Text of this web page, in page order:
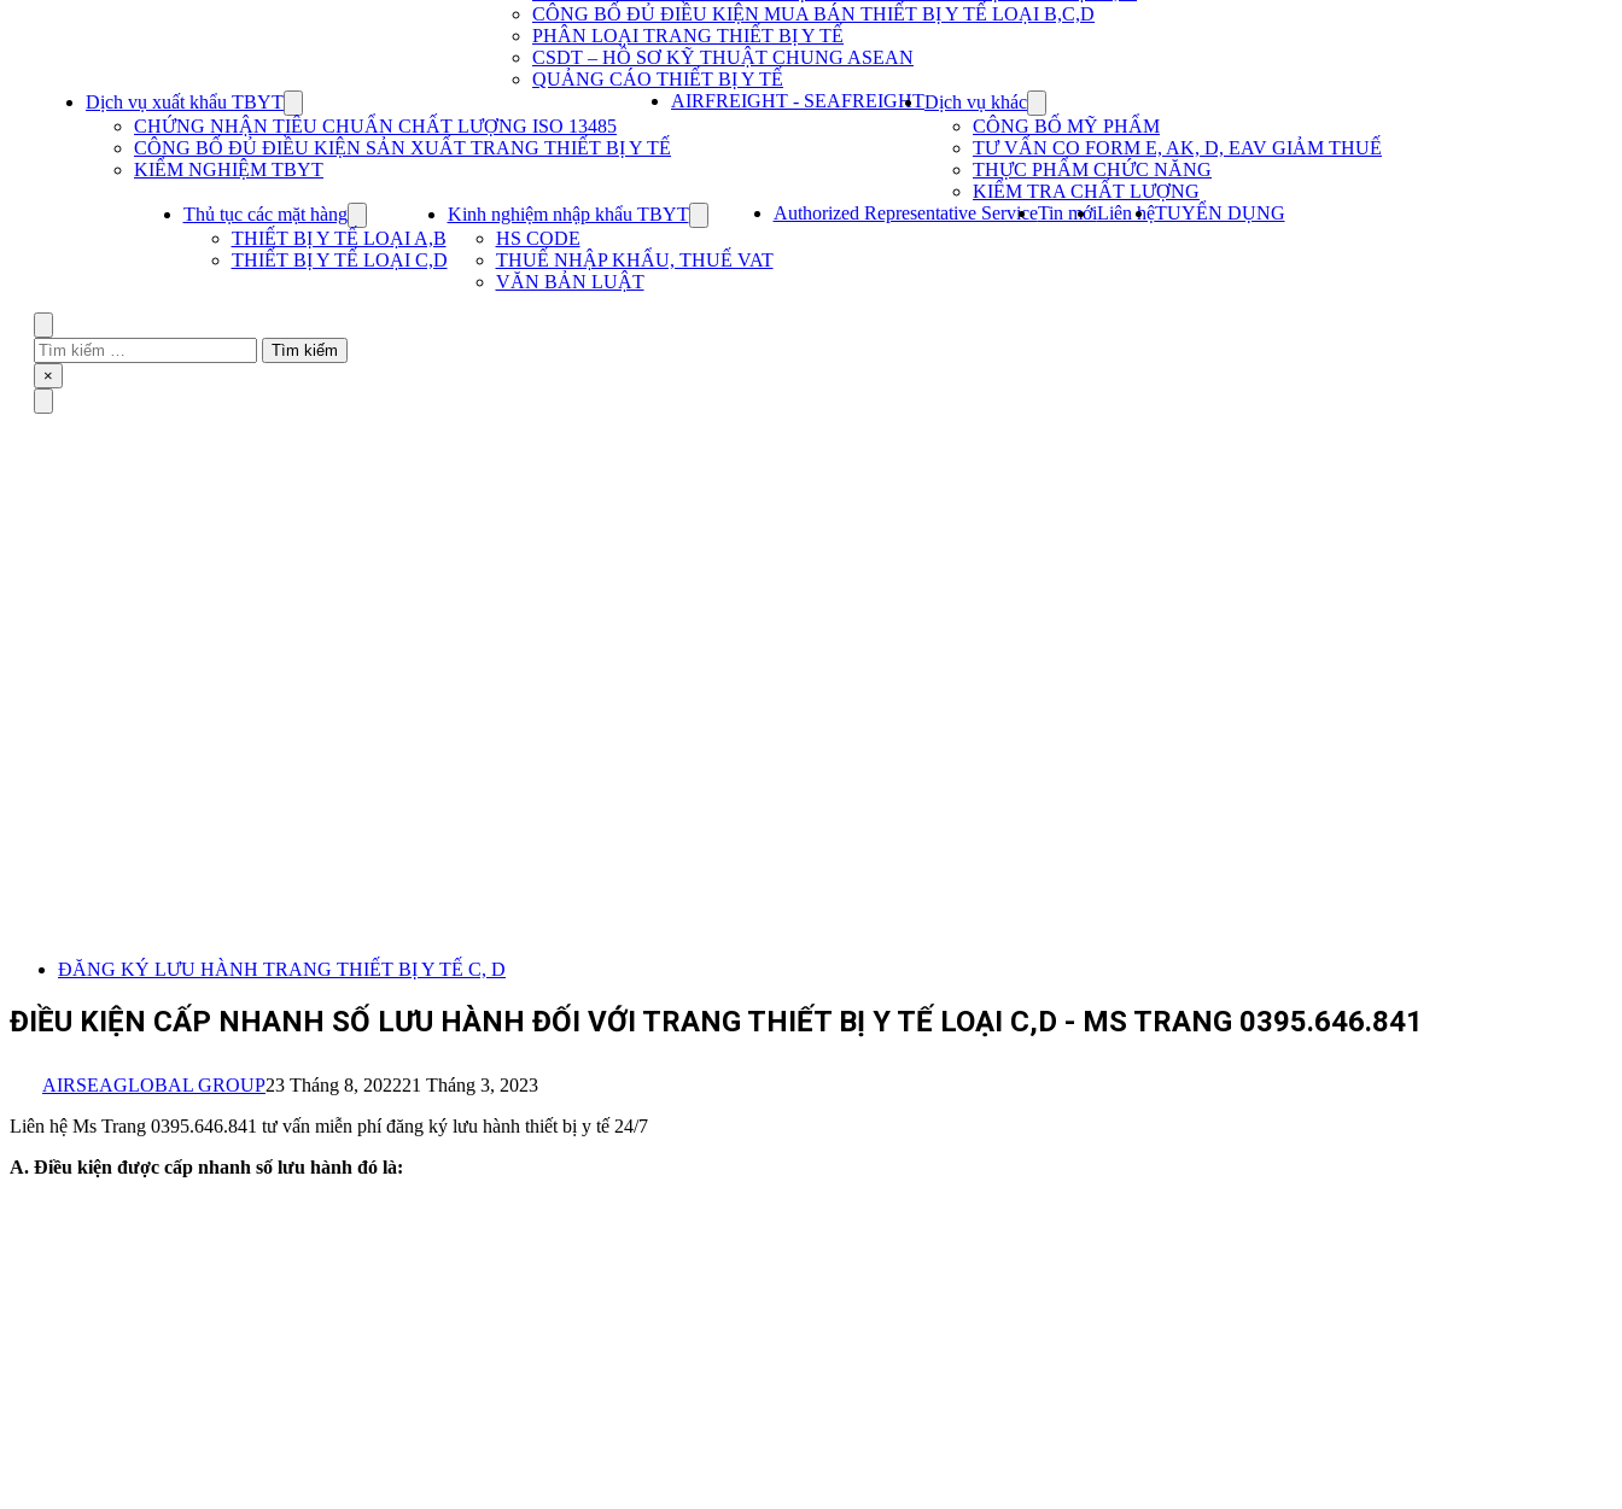
vụ
nhập
khẩu
TBYT
CÔNG BỐ ĐỦ ĐIỀU KIỆN MUA BÁN THIẾT BỊ Y TẾ LOẠI B,C,D
PHÂN LOẠI TRANG THIẾT BỊ Y TẾ
CSDT – HỒ SƠ KỸ THUẬT CHUNG ASEAN
QUẢNG CÁO THIẾT BỊ Y TẾ
Dịch vụ xuất khẩu TBYT
submenu
for
Dịch
vụ
khẩu
TBYT
CHỨNG NHẬN TIÊU CHUẨN CHẤT LƯỢNG ISO 13485
CÔNG BỐ ĐỦ ĐIỀU KIỆN SẢN XUẤT TRANG THIẾT BỊ Y TẾ
KIỂM NGHIỆM TBYT
AIRFREIGHT - SEAFREIGHTDịch vụ khác
submenu
for
Dịch
vụ
khác
CÔNG BỐ MỸ PHẨM
TƯ VẤN CO FORM E, AK, D, EAV GIẢM THUẾ
THỰC PHẨM CHỨC NĂNG
KIỂM TRA CHẤT LƯỢNG
Thủ tục các mặt hàng
submenu
for
Thủ
THIẾT BỊ Y TẾ LOẠI A,B
THIẾT BỊ Y TẾ LOẠI C,D
Kinh nghiệm nhập khẩu TBYT
submenu
for
Kinh
HS CODE
THUẾ NHẬP KHẨU, THUẾ VAT
VĂN BẢN LUẬT
Authorized Representative ServiceTin mớiLiên hệTUYỂN DỤNG
Tìm
kiếm
cho:
Close
×
ĐĂNG KÝ LƯU HÀNH TRANG THIẾT BỊ Y TẾ C, D
ĐIỀU KIỆN CẤP NHANH SỐ LƯU HÀNH ĐỐI VỚI TRANG THIẾT BỊ Y TẾ LOẠI C,D - MS TRANG 0395.646.841
AIRSEAGLOBAL GROUP23 Tháng 8, 202221 Tháng 3, 2023
Liên hệ Ms Trang 0395.646.841 tư vấn miễn phí đăng ký lưu hành thiết bị y tế 24/7
A. Điều kiện được cấp nhanh số lưu hành đó là: